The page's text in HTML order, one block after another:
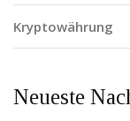
Kryptowährung
Neueste